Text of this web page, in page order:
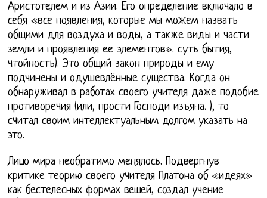
Аристотелем и из Азии. Его определение включало в
себя «все появления, которые мы можем назвать
общими для воздуха и воды, а также виды и части
земли и проявления ее элементов». суть бытия,
чтойность). Это общий закон природы и ему
подчинены и одушевлённые существа. Когда он
обнаруживал в работах своего учителя даже подобие
противоречия (или, прости Господи изъяна. ), то
считал своим интеллектуальным долгом указать на
это.
Лицо мира необратимо менялось. Подвергнув
критике теорию своего учителя Платона об «идеях»
как бестелесных формах вещей, создал учение